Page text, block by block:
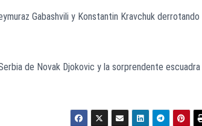
Gabashvili y Konstantin Kravchuk derrotando
de Novak Djokovic y la sorprendente escuadra